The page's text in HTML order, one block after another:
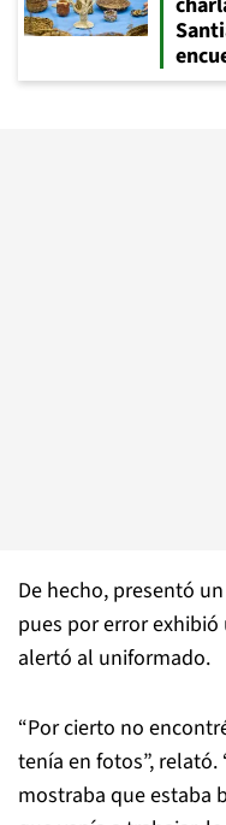
De hecho, presentó
pues por error
alertó al uniformado.
“Por cierto no
tenía en fotos”, relató.
mostraba que estaba